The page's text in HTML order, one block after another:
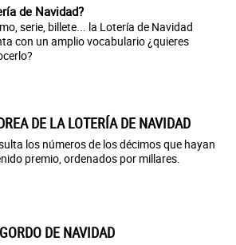
de Navidad?
serie, billete... la Lotería de Navidad
con un amplio vocabulario ¿quieres
DE LA LOTERÍA DE NAVIDAD
los números de los décimos que hayan
premio, ordenados por millares.
DE NAVIDAD